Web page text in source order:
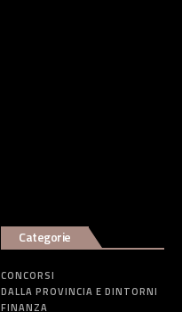
Categorie
CONCORSI
DALLA PROVINCIA E DINTORNI
FINANZA